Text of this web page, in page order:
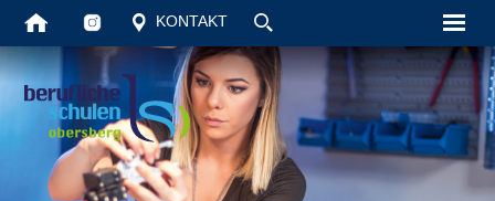
KONTAKT
Startseite
Unsere